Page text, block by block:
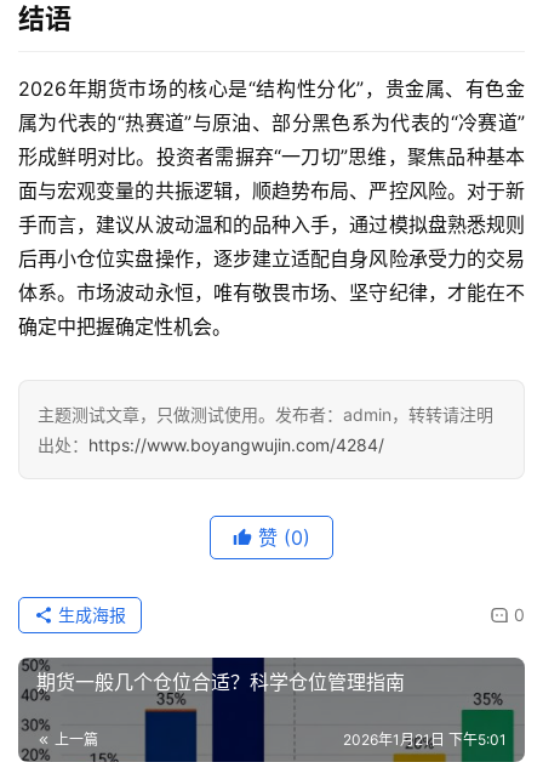
结语
2026年期货市场的核心是“结构性分化”，贵金属、有色金
属为代表的“热赛道”与原油、部分黑色系为代表的“冷赛道”
形成鲜明对比。投资者需摒弃“一刀切”思维，聚焦品种基本
面与宏观变量的共振逻辑，顺趋势布局、严控风险。对于新
手而言，建议从波动温和的品种入手，通过模拟盘熟悉规则
后再小仓位实盘操作，逐步建立适配自身风险承受力的交易
体系。市场波动永恒，唯有敬畏市场、坚守纪律，才能在不
确定中把握确定性机会。
主题测试文章，只做测试使用。发布者：admin，转转请注明
出处： https://www.boyangwujin.com/4284/
赞 (0)
0
生成海报
期货一般几个仓位合适？科学仓位管理指南
上一篇 2026年1月21日 下午5:01